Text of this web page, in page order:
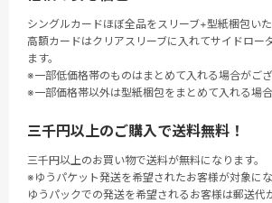
シングルカードほぼ全品をスリーブ+型紙梱包いた
高額カードはクリアスリーブに入れてサイドロー
ます。
※一部低価格帯のものはまとめて入れる場合がござ
※一部価格帯以外は型紙梱包をまとめて入れる場合
三千円以上のご購入で送料無料！
三千円以上のお買い物で送料が無料になります。
※ゆうパケット発送を希望されたお客様が対象にな
ゆうパックでの発送を希望されるお客様は郵送代